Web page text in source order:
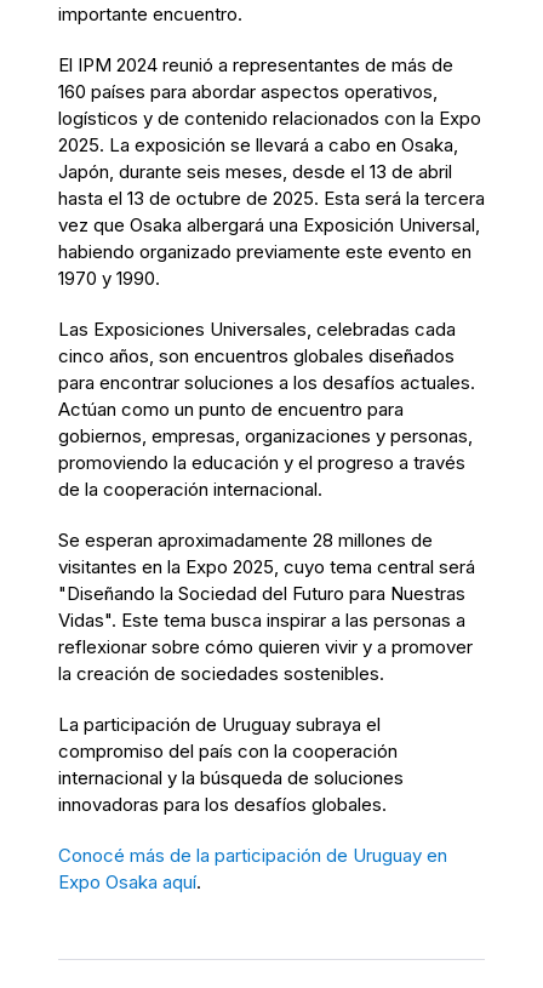
importante encuentro.
El IPM 2024 reunió a representantes de más de
160 países para abordar aspectos operativos,
logísticos y de contenido relacionados con la Expo
2025. La exposición se llevará a cabo en Osaka,
Japón, durante seis meses, desde el 13 de abril
hasta el 13 de octubre de 2025. Esta será la tercera
vez que Osaka albergará una Exposición Universal,
habiendo organizado previamente este evento en
1970 y 1990.
Las Exposiciones Universales, celebradas cada
cinco años, son encuentros globales diseñados
para encontrar soluciones a los desafíos actuales.
Actúan como un punto de encuentro para
gobiernos, empresas, organizaciones y personas,
promoviendo la educación y el progreso a través
de la cooperación internacional.
Se esperan aproximadamente 28 millones de
visitantes en la Expo 2025, cuyo tema central será
"Diseñando la Sociedad del Futuro para Nuestras
Vidas". Este tema busca inspirar a las personas a
reflexionar sobre cómo quieren vivir y a promover
la creación de sociedades sostenibles.
La participación de Uruguay subraya el
compromiso del país con la cooperación
internacional y la búsqueda de soluciones
innovadoras para los desafíos globales.
Conocé más de la participación de Uruguay en
Expo Osaka aquí.